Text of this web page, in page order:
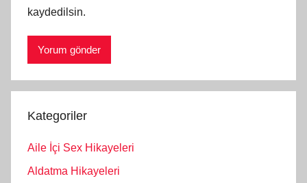
kaydedilsin.
Kategoriler
Aile İçi Sex Hikayeleri
Aldatma Hikayeleri